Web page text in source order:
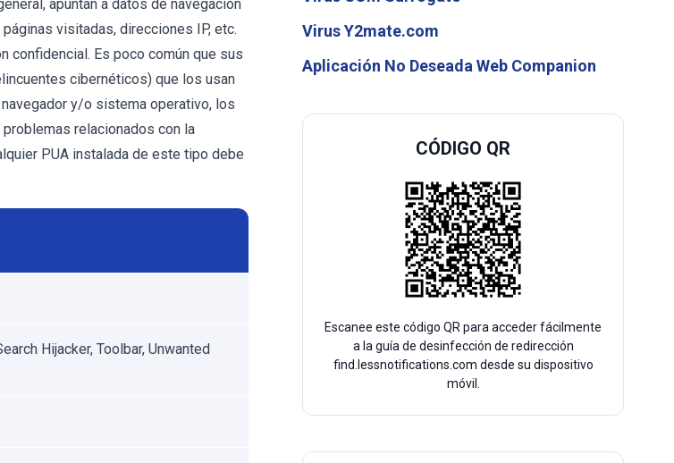
apuntan a datos de navegación
visitadas, direcciones IP, etc.
confidencial. Es poco común que sus
cibernéticos) que los usan
y/o sistema operativo, los
relacionados con la
PUA instalada de este tipo debe
Hijacker, Toolbar, Unwanted
Virus Y2mate.com
Aplicación No Deseada Web Companion
CÓDIGO QR
Escanee este código QR para acceder fácilmente
a la guía de desinfección de redirección
find.lessnotifications.com desde su dispositivo
móvil.